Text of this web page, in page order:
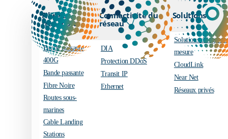
Fibre et
transport
Bande passante
400G
Bande passante
Fibre Noire
Routes sous-
marines
Cable Landing
Stations
Connectivité du
réseau
DIA
Protection DDoS
Transit IP
Ethernet
Solutions
Solutions
mesure
CloudLink
Near Net
Réseaux privés